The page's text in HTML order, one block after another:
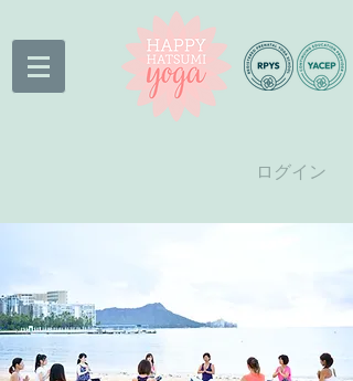
ログイン